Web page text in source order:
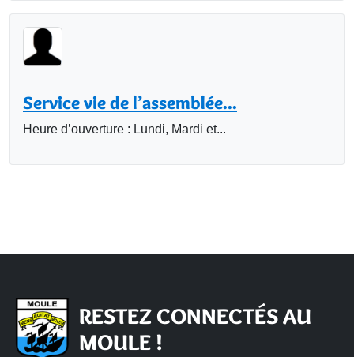
Service vie de l’assemblée...
Heure d’ouverture : Lundi, Mardi et...
RESTEZ CONNECTÉS AU
MOULE !